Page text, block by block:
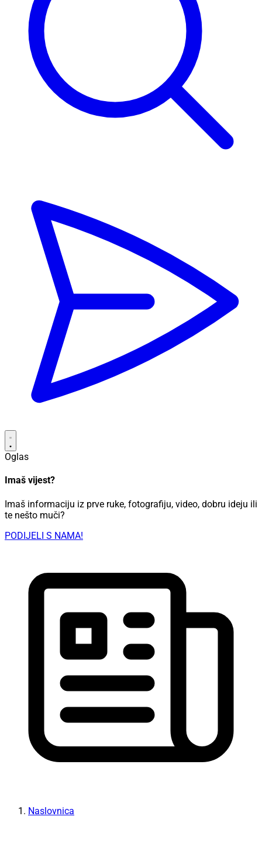
Oglas
Imaš vijest?
Imaš informaciju iz prve ruke, fotografiju, video, dobru ideju ili
te nešto muči?
PODIJELI S NAMA!
Naslovnica